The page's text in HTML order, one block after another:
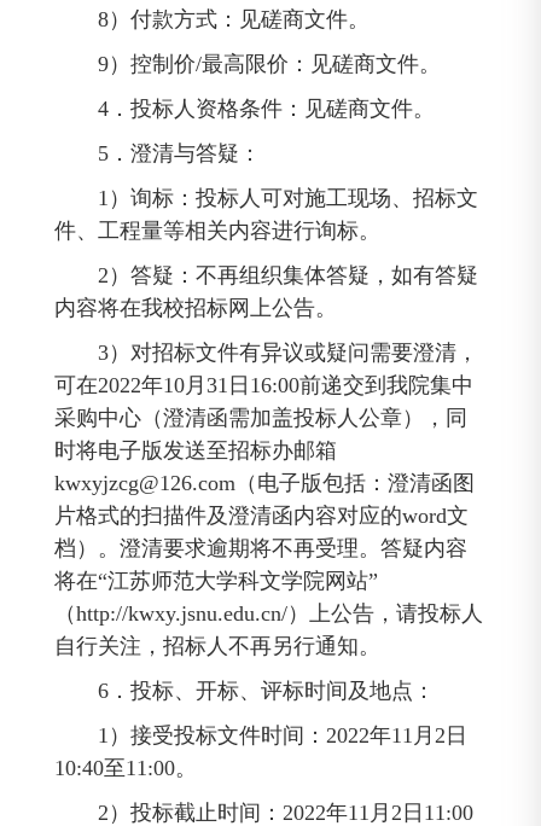
8）付款方式：见磋商文件。
9）控制价/最高限价：见磋商文件。
4．投标人资格条件：见磋商文件。
5．澄清与答疑：
1）询标：投标人可对施工现场、招标文
件、工程量等相关内容进行询标。
2）答疑：不再组织集体答疑，如有答疑
内容将在我校招标网上公告。
3）对招标文件有异议或疑问需要澄清，
可在2022年10月31日16:00前递交到我院集中
采购中心（澄清函需加盖投标人公章），同
时将电子版发送至招标办邮箱
kwxyjzcg@126.com （电子版包括：澄清函图
片格式的扫描件及澄清函内容对应的word文
档）。澄清要求逾期将不再受理。答疑内容
将在“江苏师范大学科文学院网站”
（http://kwxy.jsnu.edu.cn/）上公告，请投标人
自行关注，招标人不再另行通知。
6．投标、开标、评标时间及地点：
1）接受投标文件时间：2022年11月2日
10:40至11:00。
2）投标截止时间：2022年11月2日11:00